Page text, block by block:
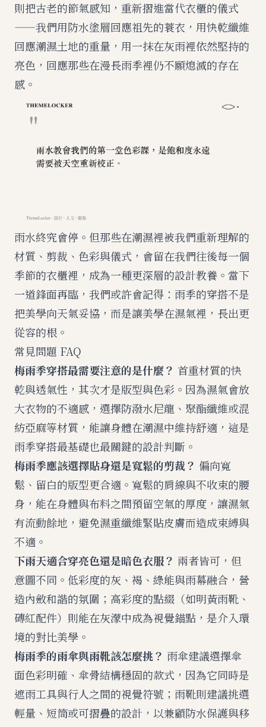
則把古老的節氣感知，重新摺進當代衣櫃的儀式
——我們用防水塗層回應祖先的蓑衣，用快乾纖維
回應潮濕土地的重量，用一抹在灰雨裡依然堅持的
亮色，回應那些在漫長雨季裡仍不願熄滅的存在
感。
雨水終究會停。但那些在潮濕裡被我們重新理解的
材質、剪裁、色彩與儀式，會留在我們往後每一個
季節的衣櫃裡，成為一種更深層的設計教養。當下
一道鋒面再臨，我們或許會記得：雨季的穿搭不是
把美學向天氣妥協，而是讓美學在濕氣裡，長出更
從容的根。
常見問題 FAQ
梅雨季穿搭最需要注意的是什麼？ 首重材質的快
乾與透氣性，其次才是版型與色彩。因為濕氣會放
大衣物的不適感，選擇防潑水尼龍、聚酯纖維或混
紡亞麻等材質，能讓身體在潮濕中維持舒適，這是
雨季穿搭最基礎也最關鍵的設計判斷。
梅雨季應該選擇貼身還是寬鬆的剪裁？ 偏向寬
鬆、留白的版型更合適。寬鬆的肩線與不收束的腰
身，能在身體與布料之間預留空氣的厚度，讓濕氣
有流動餘地，避免濕重纖維緊貼皮膚而造成束縛與
不適。
下雨天適合穿亮色還是暗色衣服？ 兩者皆可，但
意圖不同。低彩度的灰、褐、綠能與雨幕融合，營
造內斂和諧的氛圍；高彩度的點綴（如明黃雨靴、
磚紅配件）則能在灰濛中成為視覺錨點，是介入環
境的對比美學。
梅雨季的雨傘與雨靴該怎麼挑？ 雨傘建議選擇傘
面色彩明確、傘骨結構穩固的款式，因為它同時是
遮雨工具與行人之間的視覺符號；雨靴則建議挑選
輕量、短筒或可摺疊的設計，以兼顧防水保護與移